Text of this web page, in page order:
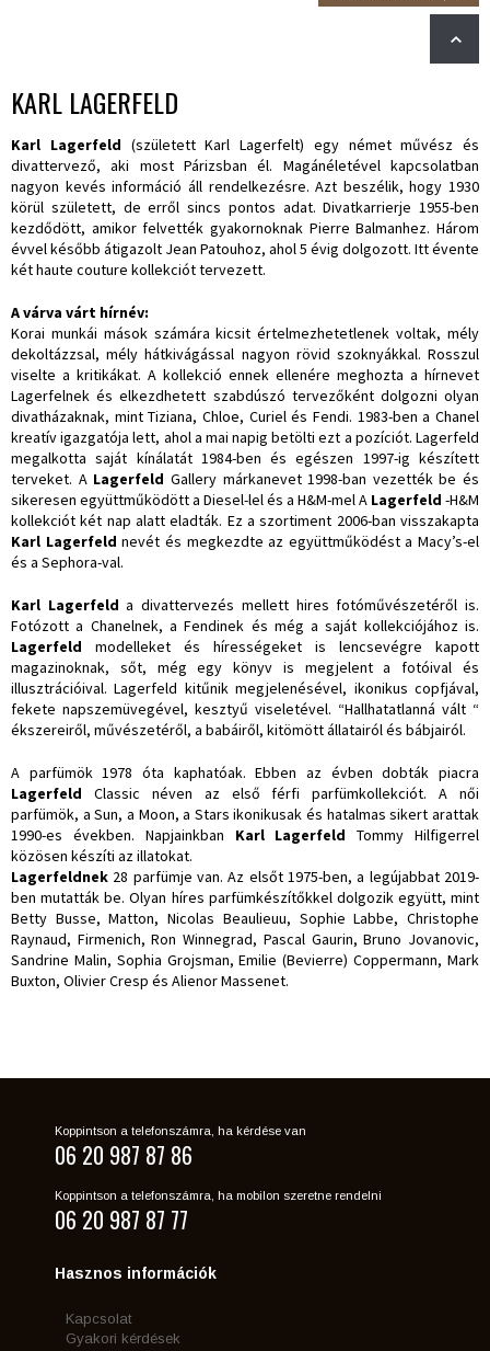
KARL LAGERFELD
Karl Lagerfeld (született Karl Lagerfelt) egy német művész és
divattervező, aki most Párizsban él. Magánéletével kapcsolatban
nagyon kevés információ áll rendelkezésre. Azt beszélik, hogy 1930
körül született, de erről sincs pontos adat. Divatkarrierje 1955-ben
kezdődött, amikor felvették gyakornoknak Pierre Balmanhez. Három
évvel később átigazolt Jean Patouhoz, ahol 5 évig dolgozott. Itt évente
két haute couture kollekciót tervezett.
A várva várt hírnév:
Korai munkái mások számára kicsit értelmezhetetlenek voltak, mély
dekoltázzsal, mély hátkivágással nagyon rövid szoknyákkal. Rosszul
viselte a kritikákat. A kollekció ennek ellenére meghozta a hírnevet
Lagerfelnek és elkezdhetett szabdúszó tervezőként dolgozni olyan
divatházaknak, mint Tiziana, Chloe, Curiel és Fendi. 1983-ben a Chanel
kreatív igazgatója lett, ahol a mai napig betölti ezt a pozíciót. Lagerfeld
megalkotta saját kínálatát 1984-ben és egészen 1997-ig készített
terveket. A Lagerfeld Gallery márkanevet 1998-ban vezették be és
sikeresen együttműködött a Diesel-lel és a H&M-mel A Lagerfeld -H&M
kollekciót két nap alatt eladták. Ez a szortiment 2006-ban visszakapta
Karl Lagerfeldnevét és megkezdte az együttműködést a Macy’s-el
és a Sephora-val.
Karl Lagerfeld a divattervezés mellett hires fotóművészetéről is.
Fotózott a Chanelnek, a Fendinek és még a saját kollekciójához is.
Lagerfeld modelleket és hírességeket is lencsevégre kapott
magazinoknak, sőt, még egy könyv is megjelent a fotóival és
illusztrációival. Lagerfeld kitűnik megjelenésével, ikonikus copfjával,
fekete napszemüvegével, kesztyű viseletével. “Hallhatatlanná vált “
ékszereiről, művészetéről, a babáiről, kitömött állatairól és bábjairól.
A parfümök 1978 óta kaphatóak. Ebben az évben dobták piacra
Lagerfeld Classic néven az első férfi parfümkollekciót. A női
parfümök, a Sun, a Moon, a Stars ikonikusak és hatalmas sikert arattak
1990-es években. Napjainkban Karl Lagerfeld Tommy Hilfigerrel
közösen készíti az illatokat.
Lagerfeldnek 28 parfümje van. Az elsőt 1975-ben, a legújabbat 2019-
ben mutatták be. Olyan híres parfümkészítőkkel dolgozik együtt, mint
Betty Busse, Matton, Nicolas Beaulieuu, Sophie Labbe, Christophe
Raynaud, Firmenich, Ron Winnegrad, Pascal Gaurin, Bruno Jovanovic,
Sandrine Malin, Sophia Grojsman, Emilie (Bevierre) Coppermann, Mark
Buxton, Olivier Cresp és Alienor Massenet.
Koppintson a telefonszámra, ha kérdése van
06 20 987 87 86
Koppintson a telefonszámra, ha mobilon szeretne rendelni
06 20 987 87 77
Hasznos információk
Kapcsolat
Gyakori kérdések